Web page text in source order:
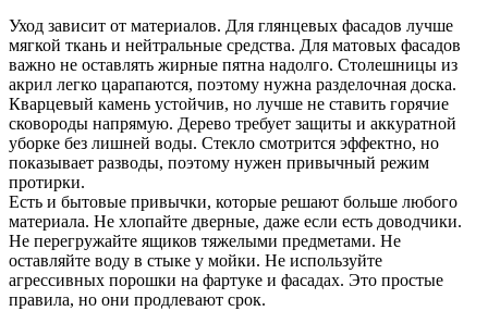
Уход зависит от материалов. Для глянцевых фасадов лучше
мягкой ткань и нейтральные средства. Для матовых фасадов
важно не оставлять жирные пятна надолго. Столешницы из
акрил легко царапаются, поэтому нужна разделочная доска.
Кварцевый камень устойчив, но лучше не ставить горячие
сковороды напрямую. Дерево требует защиты и аккуратной
уборке без лишней воды. Стекло смотрится эффектно, но
показывает разводы, поэтому нужен привычный режим
протирки.
Есть и бытовые привычки, которые решают больше любого
материала. Не хлопайте дверные, даже если есть доводчики.
Не перегружайте ящиков тяжелыми предметами. Не
оставляйте воду в стыке у мойки. Не используйте
агрессивных порошки на фартуке и фасадах. Это простые
правила, но они продлевают срок.